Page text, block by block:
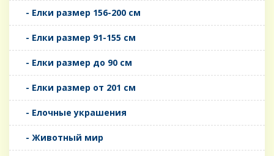
- Елки размер 156-200 см
- Елки размер 91-155 см
- Елки размер до 90 см
- Елки размер от 201 см
- Елочные украшения
- Животный мир